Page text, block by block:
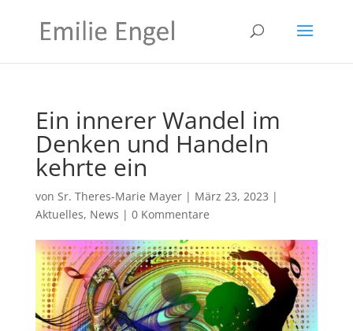
Ein innerer Wandel im
Denken und Handeln
kehrte ein
von Sr. Theres-Marie Mayer| März 23, 2023 |
Aktuelles, News | 0 Kommentare